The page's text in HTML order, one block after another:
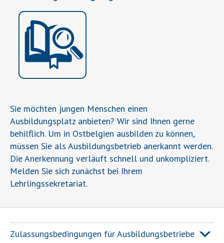
Sie möchten jungen Menschen einen
Ausbildungsplatz anbieten? Wir sind Ihnen gerne
behilflich. Um in Ostbelgien ausbilden zu können,
müssen Sie als Ausbildungsbetrieb anerkannt werden.
Die Anerkennung verläuft schnell und unkompliziert.
Melden Sie sich zunächst bei Ihrem
Lehrlingssekretariat.
Zulassungsbedingungen für Ausbildungsbetriebe